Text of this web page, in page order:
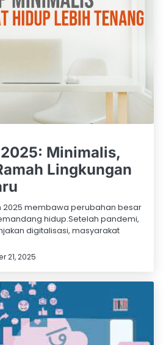
Minimalis,
Lingkungan
2025 membawa perubahan besar
hidup.Setelah pandemi,
digitalisasi, masyarakat
21, 2025